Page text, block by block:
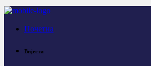
Почетна
Вијести